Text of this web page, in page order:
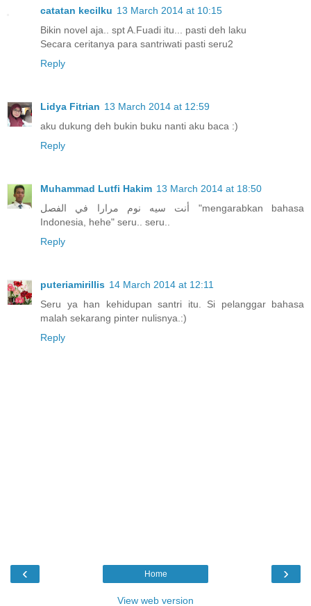
catatan kecilku 13 March 2014 at 10:15
Bikin novel aja.. spt A.Fuadi itu... pasti deh laku
Secara ceritanya para santriwati pasti seru2
Reply
Lidya Fitrian 13 March 2014 at 12:59
aku dukung deh bukin buku nanti aku baca :)
Reply
Muhammad Lutfi Hakim 13 March 2014 at 18:50
أنت سيه نوم مرارا في الفصل "mengarabkan bahasa
Indonesia, hehe" seru.. seru..
Reply
puteriamirillis 14 March 2014 at 12:11
Seru ya han kehidupan santri itu. Si pelanggar bahasa
malah sekarang pinter nulisnya.:)
Reply
‹ ›
Home
View web version